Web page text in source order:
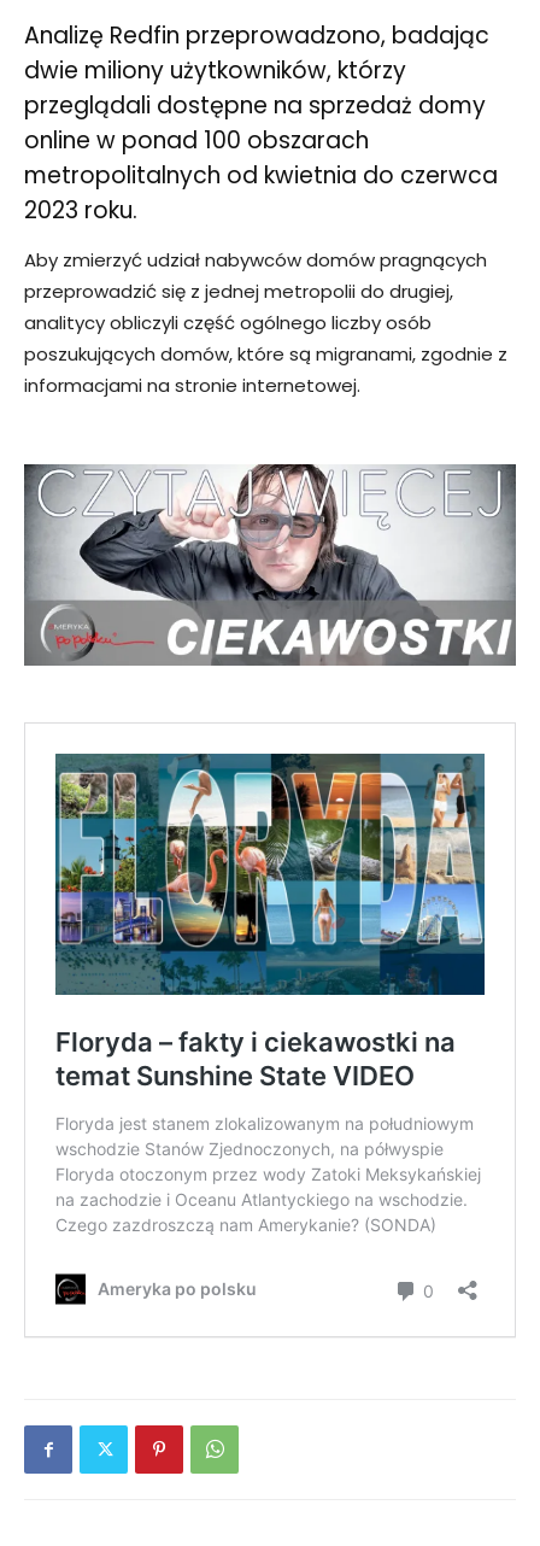
Analizę Redfin przeprowadzono, badając
dwie miliony użytkowników, którzy
przeglądali dostępne na sprzedaż domy
online w ponad 100 obszarach
metropolitalnych od kwietnia do czerwca
2023 roku.
Aby zmierzyć udział nabywców domów pragnących
przeprowadzić się z jednej metropolii do drugiej,
analitycy obliczyli część ogólnego liczby osób
poszukujących domów, które są migranami, zgodnie z
informacjami na stronie internetowej.